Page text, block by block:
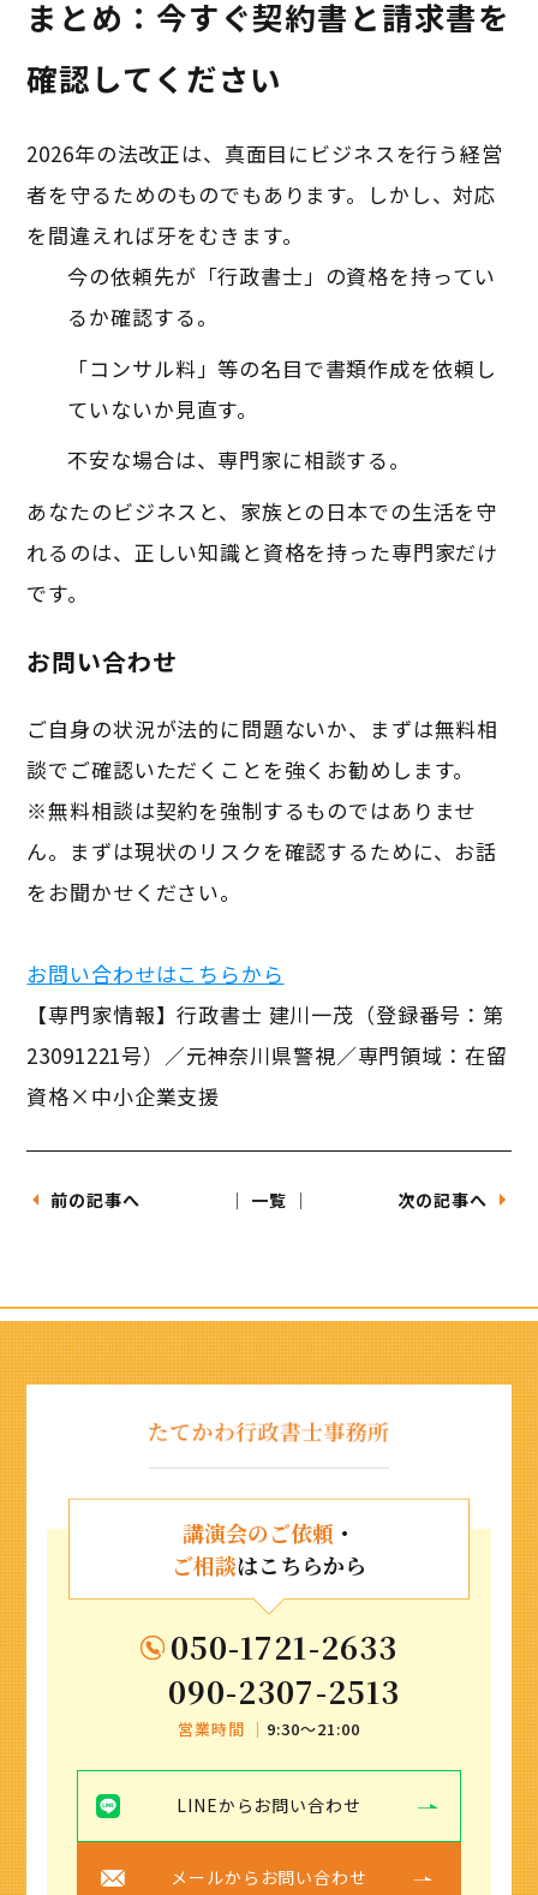
まとめ：今すぐ契約書と請求書を
確認してください
2026年の法改正は、真面目にビジネスを行う経営
者を守るためのものでもあります。しかし、対応
を間違えれば牙をむきます。
今の依頼先が「行政書士」の資格を持ってい
るか確認する。
「コンサル料」等の名目で書類作成を依頼し
ていないか見直す。
不安な場合は、専門家に相談する。
あなたのビジネスと、家族との日本での生活を守
れるのは、正しい知識と資格を持った専門家だけ
です。
お問い合わせ
ご自身の状況が法的に問題ないか、まずは無料相
談でご確認いただくことを強くお勧めします。
※無料相談は契約を強制するものではありませ
ん。まずは現状のリスクを確認するために、お話
をお聞かせください。
お問い合わせはこちらから
【専門家情報】行政書士 建川一茂（登録番号：第
23091221号）／元神奈川県警視／専門領域：在留
資格×中小企業支援
前の記事へ 次の記事へ
│ 一覧 │
講演会のご依頼 ・
ご相談はこちらから
050-1721-2633
090-2307-2513
営業時間 ｜ 9:30〜21:00
LINEからお問い合わせ
メールからお問い合わせ